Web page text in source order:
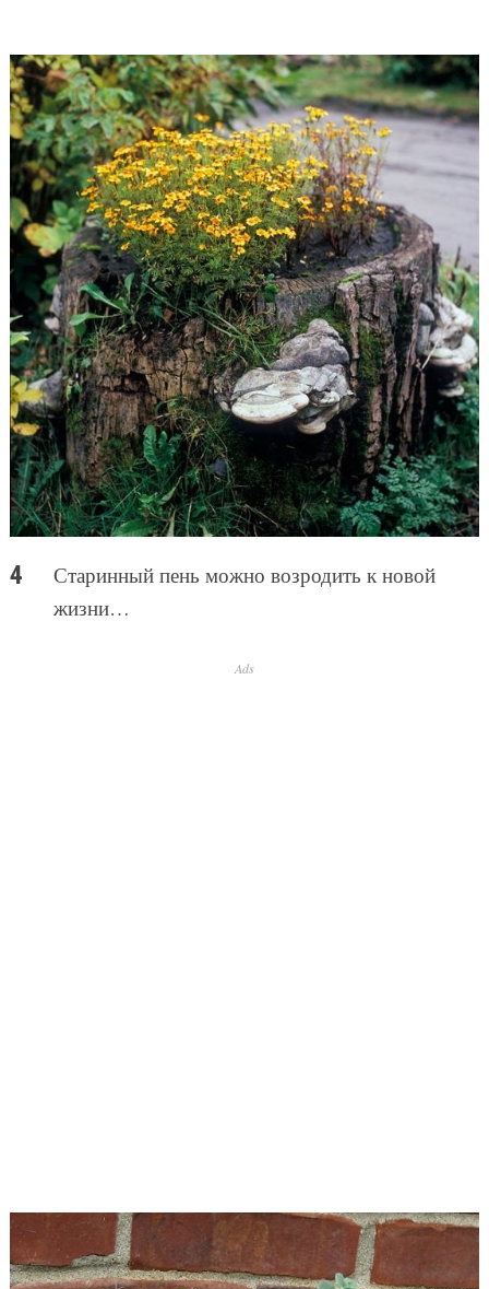
Старинный пень можно возродить к новой
жизни…
Ads